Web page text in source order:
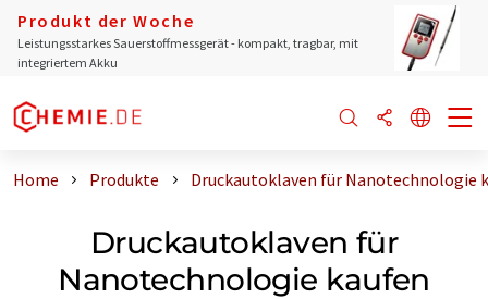
Produkt der Woche
Leistungsstarkes Sauerstoffmessgerät - kompakt, tragbar, mit
integriertem Akku
Home Produkte Druckautoklaven für Nanotechnologie
Druckautoklaven für
Nanotechnologie kaufen